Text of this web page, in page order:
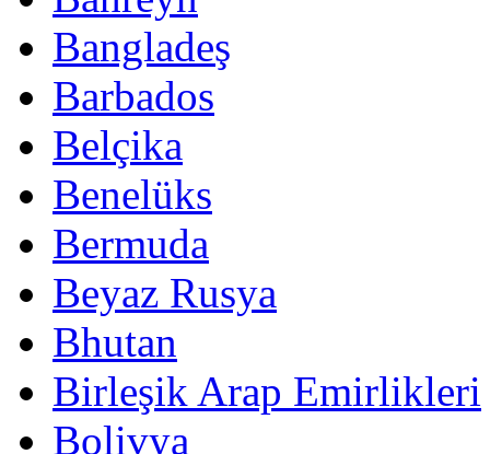
Bangladeş
Barbados
Belçika
Benelüks
Bermuda
Beyaz Rusya
Bhutan
Birleşik Arap Emirlikleri
Bolivya